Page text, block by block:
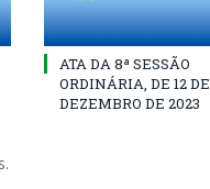
ATA DA 8ª SESSÃO
ORDINÁRIA, DE 12 DE
DEZEMBRO DE 2023